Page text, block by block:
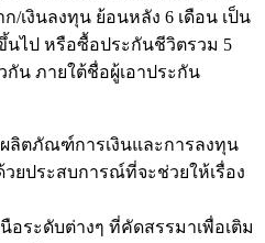
เงินลงทุน ย้อนหลัง 6 เดือน เป็น
นไป หรือซื้อประกันชีวิตรวม 5
น ภายใต้ชื่อผู้เอาประกัน
ลิตภัณฑ์การเงินและการลงทุน
ยประสบการณ์ที่จะช่วยให้เรื่อง
อระดับต่างๆ ที่คัดสรรมาเพื่อเติม